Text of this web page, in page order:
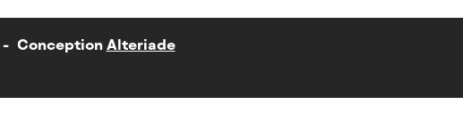
Conception Alteriade